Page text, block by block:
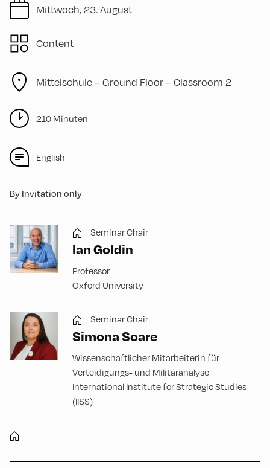
Mittwoch, 23. August
Content
Mittelschule – Ground Floor – Classroom 2
210 Minuten
English
By Invitation only
Seminar Chair
Ian Goldin
Professor
Oxford University
Seminar Chair
Simona Soare
Wissenschaftlicher Mitarbeiterin für
Verteidigungs- und Militäranalyse
International Institute for Strategic Studies
(IISS)